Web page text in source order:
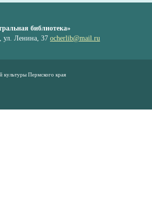
библиотека»
ул. Ленина, 37 ocherlib@mail.ru
Пермского края